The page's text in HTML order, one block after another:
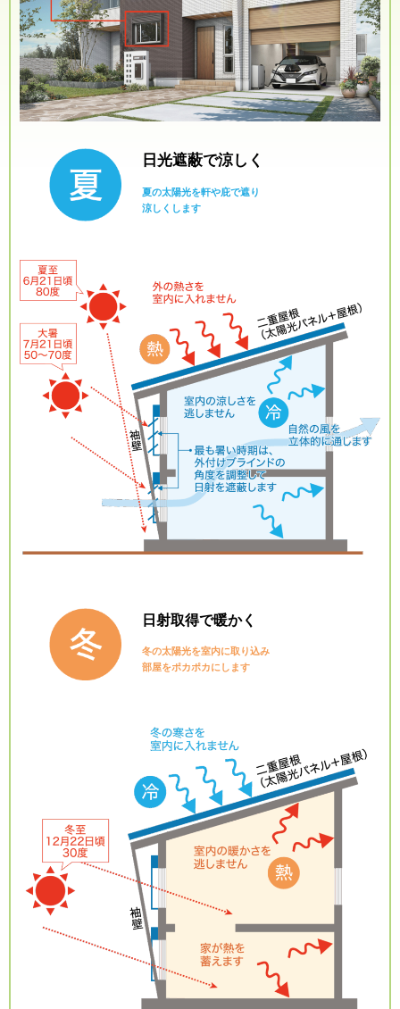
日光遮蔽で涼しく
夏の太陽光を軒や庇で遮り
涼しくします
日射取得で暖かく
冬の太陽光を室内に取り込み
部屋をポカポカにします